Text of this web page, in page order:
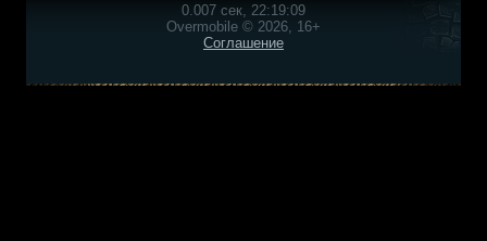
0.007 сек, 22:19:09
Overmobile © 2026, 16+
Соглашение